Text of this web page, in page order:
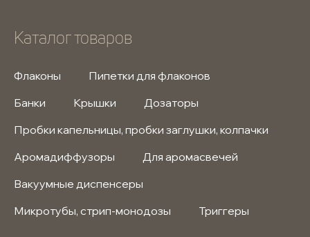
Каталог товаров
Флаконы
Пипетки для флаконов
Банки
Крышки
Дозаторы
Пробки капельницы, пробки заглушки, колпачки
Аромадиффузоры
Для аромасвечей
Вакуумные диспенсеры
Микротубы, стрип-монодозы
Триггеры